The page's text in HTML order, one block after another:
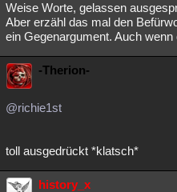
Weise Worte, gelassen
Aber erzähl das mal den
ein Gegenargument. Auch
-Therion-
@richie1st
toll ausgedrückt *klatsch*
history_x